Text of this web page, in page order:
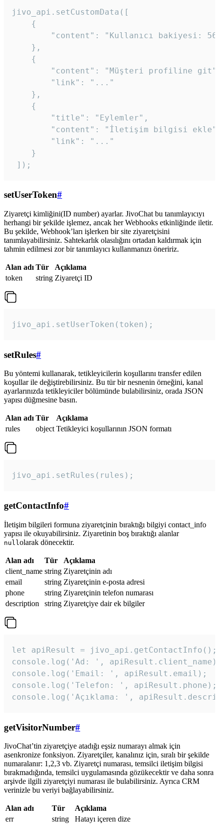
jivo_api.setCustomData([
    {
"content": "Kullanıcı bakiyesi:
    },
    {
"content": "Müşteri profiline
        "link": "..."
    },
    {
        "title": "Eylemler",
"content": "İletişim bilgisi
        "link": "..."
    }
]);
setUserToken#
Ziyaretçi kimliğini(ID number) ayarlar. JivoChat bu tanımlayıcıyı
herhangi bir şekilde işlemez, ancak her Webhooks etkinliğinde iletir.
Bu şekilde, Webhook’ları işlerken bir site ziyaretçisini
tanımlayabilirsiniz. Sahtekarlık olasılığını ortadan kaldırmak için
tahmin edilmesi zor bir tanımlayıcı kullanmanızı öneririz.
Alan adı Tür
Açıklama
token
string Ziyaretçi ID
jivo_api.setUserToken(token);
setRules#
Bu yöntemi kullanarak, tetikleyicilerin koşullarını transfer edilen
koşullar ile değiştirebilirsiniz. Bu tür bir nesnenin örneğini, kanal
ayarlarınızda tetikleyiciler bölümünde bulabilirsiniz, orada JSON
yapısı düğmesine basın.
Alan adı Tür
Açıklama
rules
object Tetikleyici koşullarının JSON formatı
jivo_api.setRules(rules);
getContactInfo#
İletişim bilgileri formuna ziyaretçinin bıraktığı bilgiyi contact_info
yapısı ile okuyabilirsiniz. Ziyaretinin boş bıraktığı alanlar
null olarak dönecektir.
Alan adı Tür
Açıklama
client_name string Ziyaretçinin adı
email
string Ziyaretçinin e-posta adresi
phone
string Ziyaretçinin telefon numarası
description
string Ziyaretçiye dair ek bilgiler
let apiResult = jivo_api.getContactInfo();
console.log('Ad: ',
console.log('Email: ', apiResult.email);
console.log('Telefon: ', apiResult.phone);
console.log('Açıklama: ',
getVisitorNumber#
JivoChat’tin ziyaretçiye atadığı eşsiz numarayı almak için
asenkronize fonksiyon. Ziyaretçiler, kanalınız için, sıralı bir şekilde
numaralanır: 1,2,3 vb. Ziyaretçi numarası, temsilci iletişim bilgisi
bırakmadığında, temsilci uygulamasında gözükecektir ve daha sonra
arşivde ilgili ziyaretçiyi numarası ile bulabilirsiniz. Ayrıca CRM
verinizle bu veriyi bağlayabilirsiniz.
Alan adı Tür
Açıklama
err
string
Hatayı içeren dize